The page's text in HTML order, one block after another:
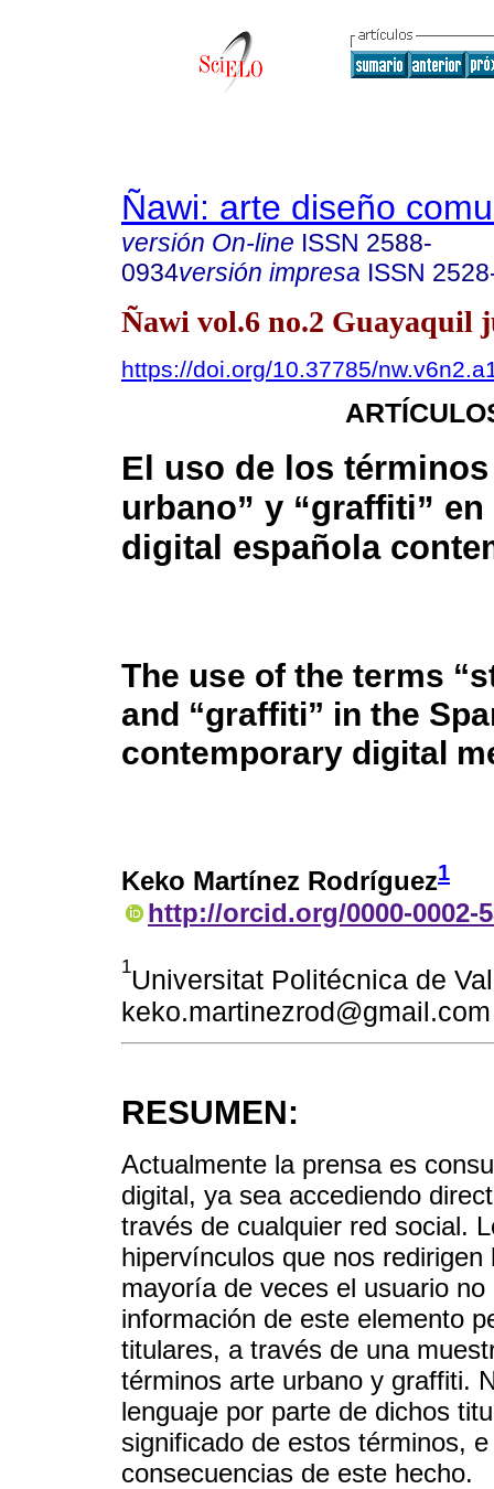
Ñawi: arte diseño
versión On-line ISSN 2588-
0934versión impresa ISSN
Ñawi vol.6 no.2 Guayaquil
https://doi.org/10.37785/
El uso de los términos
urbano” y “graffiti”
digital española
The use of the terms
and “graffiti” in the
contemporary digital
Keko Martínez Rodríguez1
http://orcid.org/0000-0002-
1Universitat Politécnica de
keko.martinezrod@gmail.com
RESUMEN:
Actualmente la prensa es
digital, ya sea accediendo
través de cualquier red social.
hipervínculos que nos
mayoría de veces el usuario
información de este elemento
titulares, a través de una
términos arte urbano y graffiti.
lenguaje por parte de dichos
significado de estos términos,
consecuencias de este hecho.